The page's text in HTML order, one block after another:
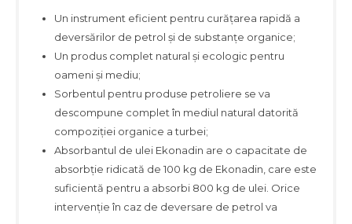
Un instrument eficient pentru curățarea rapidă a
deversărilor de petrol și de substanțe organice;
Un produs complet natural și ecologic pentru
oameni și mediu;
Sorbentul pentru produse petroliere se va
descompune complet în mediul natural datorită
compoziției organice a turbei;
Absorbantul de ulei Ekonadin are o capacitate de
absorbție ridicată de 100 kg de Ekonadin, care este
suficientă pentru a absorbi 800 kg de ulei. Orice
intervenție în caz de deversare de petrol va